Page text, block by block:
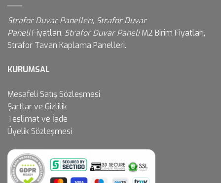
Strafor Duvar Panelleri, Strafor Duvar
PaneliFiyatları, Strafor Duvar PaneliM2 Birim Fiyatları,
Strafor Tavan Kaplama Panelleri.
KURUMSAL
Mesafeli Satış Sözleşmesi
Şartlar ve Gizlilik
Teslimat ve İade
Üyelik Sözleşmesi
Müşteri destek ekibimiz sorularınızı
yanıtlamak için burada. Bize herşeyi
sor!